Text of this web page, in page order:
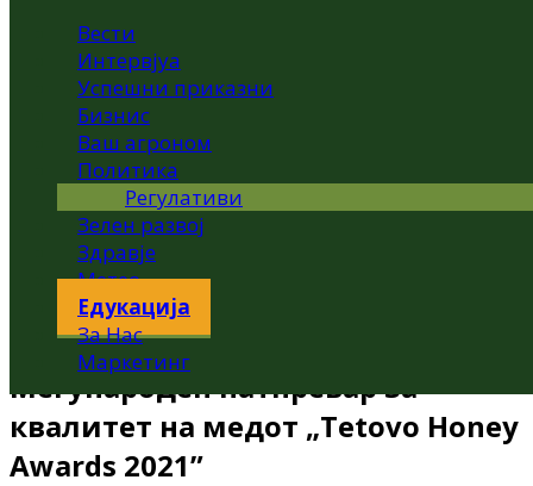
Вести
Интервјуа
Успешни приказни
Бизнис
Ваш агроном
Политика
Регулативи
Зелен развој
Здравје
Метео
Едукација
За Нас
Маркетинг
Меѓународен натпревар за
квалитет на медот „Tetovo Honey
Awards 2021”